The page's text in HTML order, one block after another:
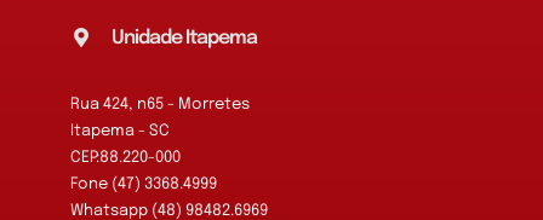
Unidade Itapema
Rua 424, n65 - Morretes
Itapema - SC
CEP:88.220-000
Fone (47) 3368.4999
Whatsapp (48) 98482.6969